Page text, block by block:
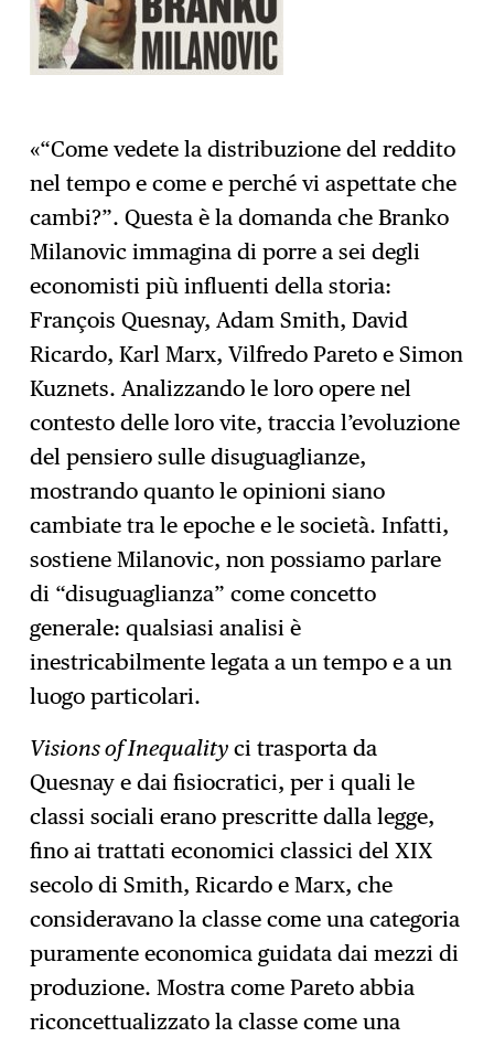
«“Come vedete la distribuzione del reddito
nel tempo e come e perché vi aspettate che
cambi?”. Questa è la domanda che Branko
Milanovic immagina di porre a sei degli
economisti più influenti della storia:
François Quesnay, Adam Smith, David
Ricardo, Karl Marx, Vilfredo Pareto e Simon
Kuznets. Analizzando le loro opere nel
contesto delle loro vite, traccia l’evoluzione
del pensiero sulle disuguaglianze,
mostrando quanto le opinioni siano
cambiate tra le epoche e le società. Infatti,
sostiene Milanovic, non possiamo parlare
di “disuguaglianza” come concetto
generale: qualsiasi analisi è
inestricabilmente legata a un tempo e a un
luogo particolari.
Visions of Inequality ci trasporta da
Quesnay e dai fisiocratici, per i quali le
classi sociali erano prescritte dalla legge,
fino ai trattati economici classici del XIX
secolo di Smith, Ricardo e Marx, che
consideravano la classe come una categoria
puramente economica guidata dai mezzi di
produzione. Mostra come Pareto abbia
riconcettualizzato la classe come una